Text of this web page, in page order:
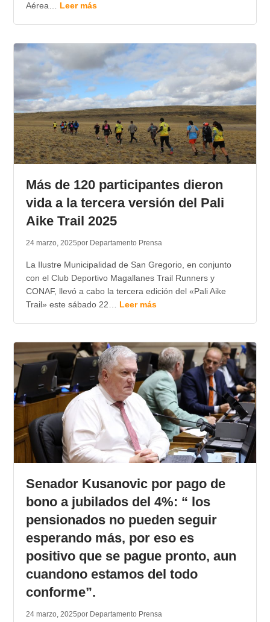
Aérea… Leer más
Más de 120 participantes dieron
vida a la tercera versión del Pali
Aike Trail 2025
24 marzo, 2025por Departamento Prensa
La Ilustre Municipalidad de San Gregorio, en conjunto
con el Club Deportivo Magallanes Trail Runners y
CONAF, llevó a cabo la tercera edición del «Pali Aike
Trail» este sábado 22… Leer más
Senador Kusanovic por pago de
bono a jubilados del 4%: “ los
pensionados no pueden seguir
esperando más, por eso es
positivo que se pague pronto, aun
cuandono estamos del todo
conforme”.
24 marzo, 2025por Departamento Prensa